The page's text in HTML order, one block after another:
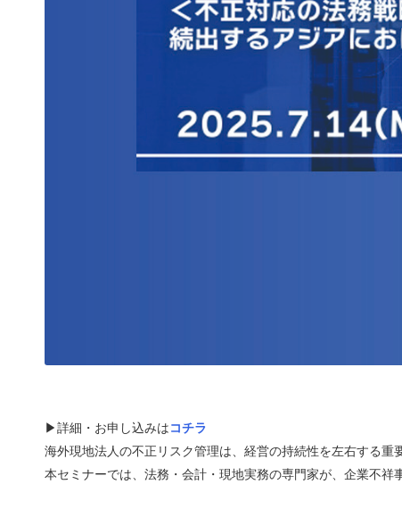
▶︎詳細・お申し込みはコチラ
海外現地法人の不正リスク管理は、経営の持続性を左右する重
本セミナーでは、法務・会計・現地実務の専門家が、企業不